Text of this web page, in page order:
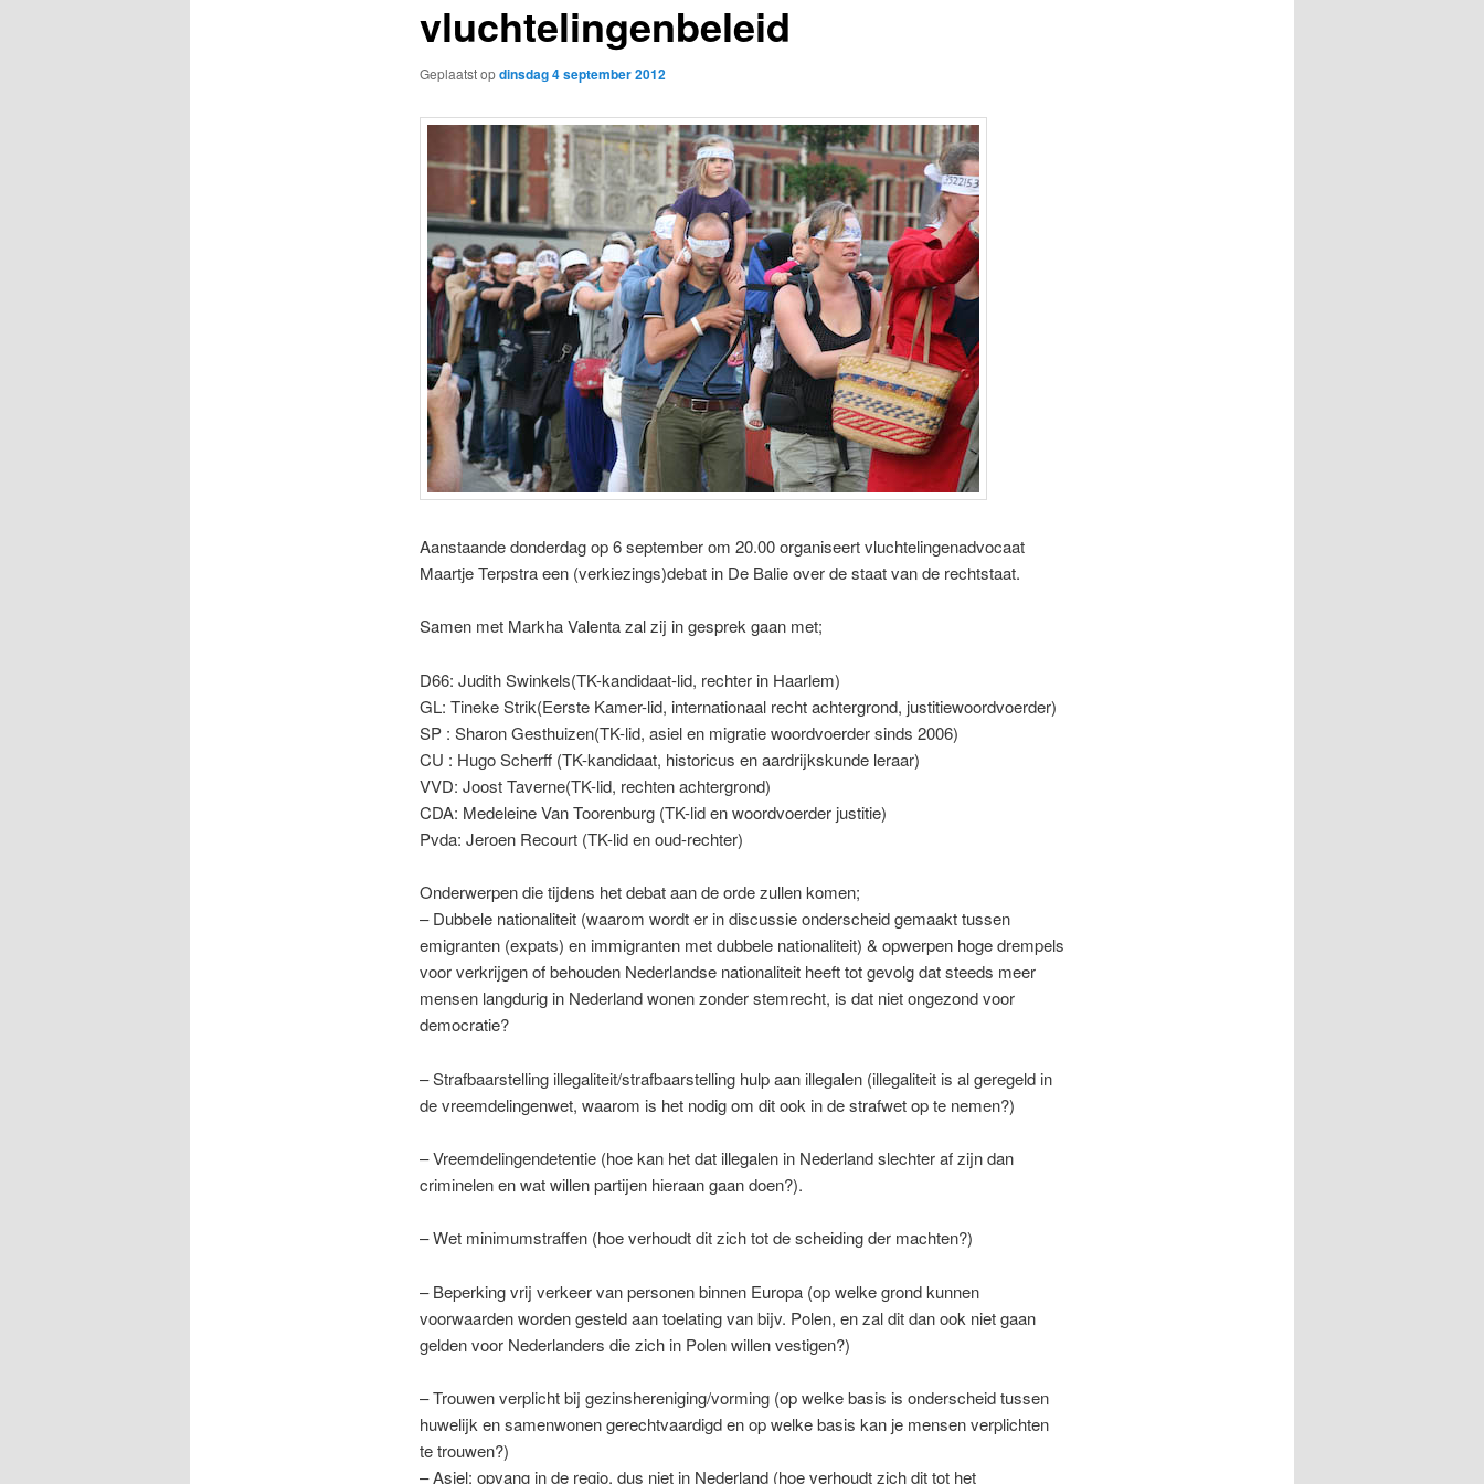
vluchtelingenbeleid
Geplaatst opdinsdag 4 september 2012
Aanstaande donderdag op 6 september om 20.00 organiseert vluchtelingenadvocaat
Maartje Terpstra een (verkiezings)debat in De Balie over de staat van de rechtstaat.
Samen met Markha Valenta zal zij in gesprek gaan met;
D66: Judith Swinkels(TK-kandidaat-lid, rechter in Haarlem)
GL: Tineke Strik(Eerste Kamer-lid, internationaal recht achtergrond, justitiewoordvoerder)
SP : Sharon Gesthuizen(TK-lid, asiel en migratie woordvoerder sinds 2006)
CU : Hugo Scherff (TK-kandidaat, historicus en aardrijkskunde leraar)
VVD: Joost Taverne(TK-lid, rechten achtergrond)
CDA: Medeleine Van Toorenburg (TK-lid en woordvoerder justitie)
Pvda: Jeroen Recourt (TK-lid en oud-rechter)
Onderwerpen die tijdens het debat aan de orde zullen komen;
– Dubbele nationaliteit (waarom wordt er in discussie onderscheid gemaakt tussen
emigranten (expats) en immigranten met dubbele nationaliteit) & opwerpen hoge drempels
voor verkrijgen of behouden Nederlandse nationaliteit heeft tot gevolg dat steeds meer
mensen langdurig in Nederland wonen zonder stemrecht, is dat niet ongezond voor
democratie?
– Strafbaarstelling illegaliteit/strafbaarstelling hulp aan illegalen (illegaliteit is al geregeld in
de vreemdelingenwet, waarom is het nodig om dit ook in de strafwet op te nemen?)
– Vreemdelingendetentie (hoe kan het dat illegalen in Nederland slechter af zijn dan
criminelen en wat willen partijen hieraan gaan doen?).
– Wet minimumstraffen (hoe verhoudt dit zich tot de scheiding der machten?)
– Beperking vrij verkeer van personen binnen Europa (op welke grond kunnen
voorwaarden worden gesteld aan toelating van bijv. Polen, en zal dit dan ook niet gaan
gelden voor Nederlanders die zich in Polen willen vestigen?)
– Trouwen verplicht bij gezinshereniging/vorming (op welke basis is onderscheid tussen
huwelijk en samenwonen gerechtvaardigd en op welke basis kan je mensen verplichten
te trouwen?)
– Asiel: opvang in de regio, dus niet in Nederland (hoe verhoudt zich dit tot het